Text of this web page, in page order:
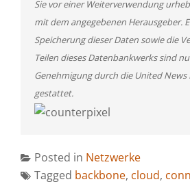
Sie vor einer Weiterverwendung
mit dem angegebenen Herausgeber.
Speicherung dieser Daten sowie die
Teilen dieses Datenbankwerks sind
Genehmigung durch die United
gestattet.
Posted in Netzwerke
Tagged backbone, cloud,